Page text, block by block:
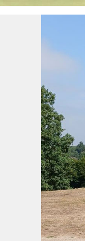
forum des passionnés de